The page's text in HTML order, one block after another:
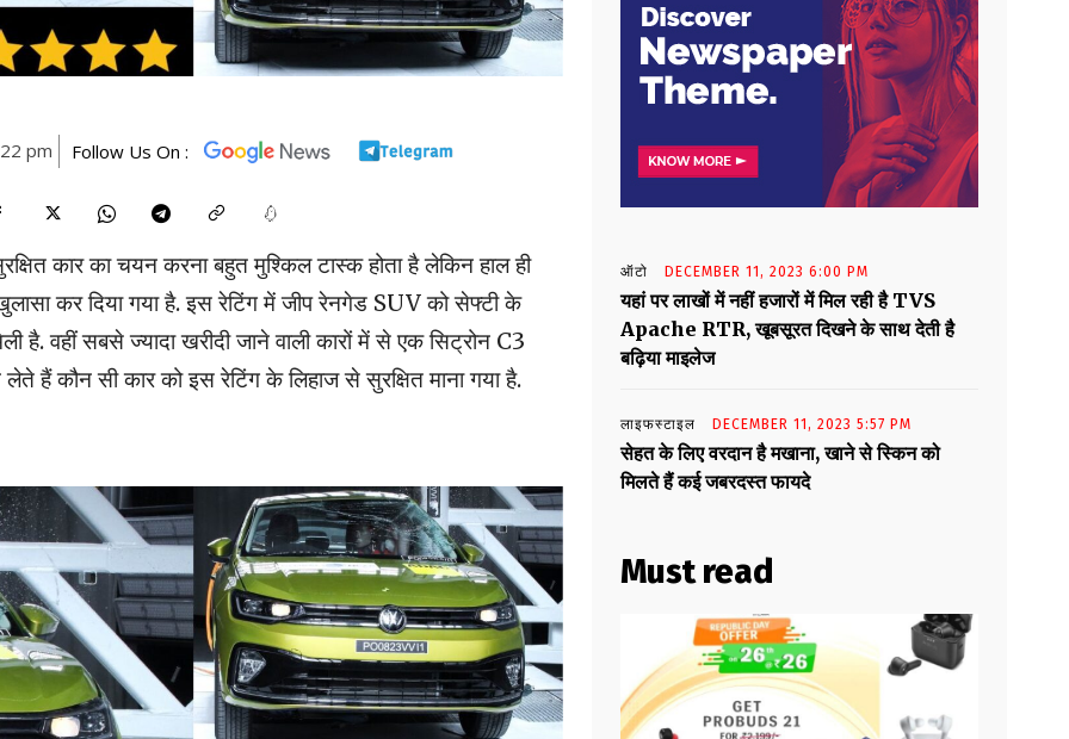
pm Follow Us On :
कार का चयन करना बहुत मुश्किल टास्क होता है लेकिन हाल ही
कर दिया गया है. इस रेटिंग में जीप रेनगेड SUV को सेफ्टी के
है. वहीं सबसे ज्यादा खरीदी जाने वाली कारों में से एक सिट्रोन C3
हैं कौन सी कार को इस रेटिंग के लिहाज से सुरक्षित माना गया है.
ऑटो DECEMBER 11, 2023 6:00 PM
यहां पर लाखों में नहीं हजारों में मिल रही है TVS
Apache RTR, खूबसूरत दिखने के साथ देती है
बढ़िया माइलेज
लाइफस्टाइल DECEMBER 11, 2023 5:57 PM
सेहत के लिए वरदान है मखाना, खाने से स्किन को
मिलते हैं कई जबरदस्त फायदे
Must read